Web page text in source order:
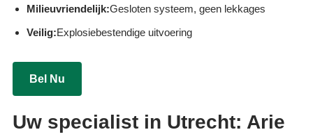
Milieuvriendelijk:Gesloten systeem, geen lekkages
Veilig:Explosiebestendige uitvoering
Bel Nu
Uw specialist in Utrecht: Arie